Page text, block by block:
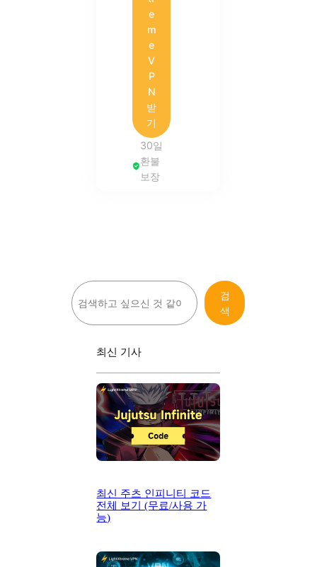
e
m
e
V
P
N
받
기
30일
환불
보장
검
색
검
색
최신 기사
최신 주츠 인피니티 코드
전체 보기 (무료/사용 가
능)